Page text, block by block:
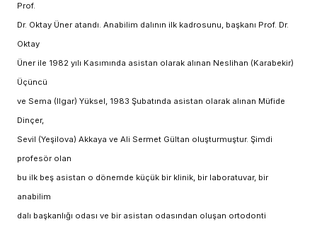
Prof.
Dr. Oktay Üner atandı. Anabilim dalının ilk kadrosunu, başkanı Prof. Dr.
Oktay
Üner ile 1982 yılı Kasımında asistan olarak alınan Neslihan (Karabekir)
Üçüncü
ve Sema (Ilgar) Yüksel, 1983 Şubatında asistan olarak alınan Müfide
Dinçer,
Sevil (Yeşilova) Akkaya ve Ali Sermet Gültan oluşturmuştur. Şimdi
profesör olan
bu ilk beş asistan o dönemde küçük bir klinik, bir laboratuvar, bir
anabilim
dalı başkanlığı odası ve bir asistan odasından oluşan ortodonti